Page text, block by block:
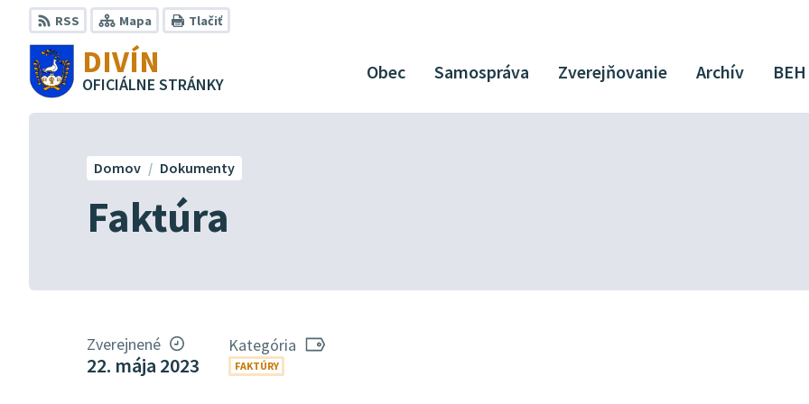
Preskočiť
na
obsah
RSS Mapa Tlačiť
DIVÍN
OFICIÁLNE STRÁNKY
Obec Samospráva Zverejňovanie Archív BEH
Faktúra
Domov Dokumenty
Zverejnené
22. mája 2023
Kategória
FAKTÚRY